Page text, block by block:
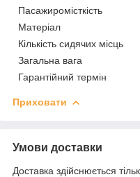
Пасажиромісткість
Матеріал
Кількість сидячих місць
Загальна вага
Гарантійний термін
Приховати
Умови доставки
Доставка здійснюється